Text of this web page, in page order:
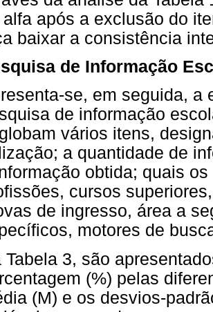
alfa após a exclusão do
baixar a consistência
de Informação
se, em seguida, a
de informação
vários itens,
a quantidade de
obtida; quais
cursos
de ingresso, área a
motores de
Tabela 3, são
(%) pelas
(M) e os desvios-